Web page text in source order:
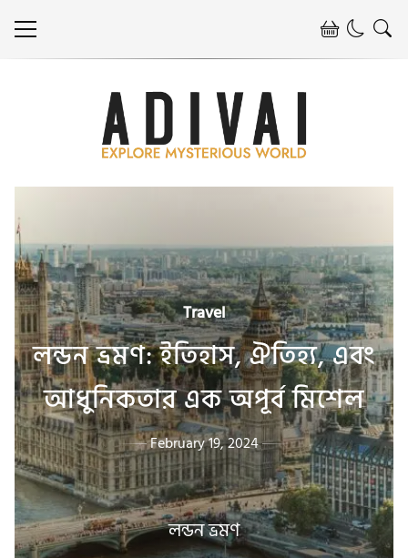
লন্ডন ভ্রমণ
Travel
লন্ডন ভ্রমণ: ইতিহাস, ঐতিহ্য, এবং
আধুনিকতার এক অপূর্ব মিশেল
February 19, 2024